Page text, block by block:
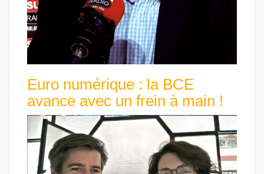
Euro numérique : la BCE
avance avec un frein à main !